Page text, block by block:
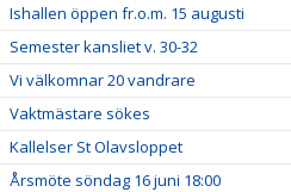
Ishallen öppen fr.o.m. 15 augusti
Semester kansliet v. 30-32
Vi välkomnar 20 vandrare
Vaktmästare sökes
Kallelser St Olavsloppet
Årsmöte söndag 16 juni 18:00